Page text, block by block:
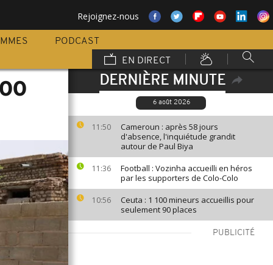
Rejoignez-nous
PODCAST
EN DIRECT
DERNIÈRE MINUTE
6 août 2026
11:50
Cameroun : après 58 jours
d'absence, l'inquiétude grandit
autour de Paul Biya
11:36
Football : Vozinha accueilli en héros
par les supporters de Colo-Colo
10:56
Ceuta : 1 100 mineurs accueillis pour
seulement 90 places
PUBLICITÉ